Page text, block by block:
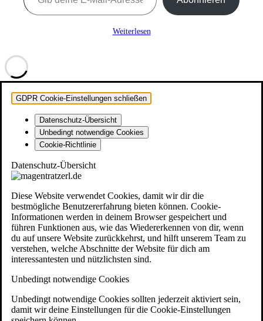
Weiterlesen
GDPR Cookie-Einstellungen schließen
Datenschutz-Übersicht
Unbedingt notwendige Cookies
Cookie-Richtlinie
Datenschutz-Übersicht
Diese Website verwendet Cookies, damit wir dir die
bestmögliche Benutzererfahrung bieten können. Cookie-
Informationen werden in deinem Browser gespeichert und
führen Funktionen aus, wie das Wiedererkennen von dir, wenn
du auf unsere Website zurückkehrst, und hilft unserem Team zu
verstehen, welche Abschnitte der Website für dich am
interessantesten und nützlichsten sind.
Unbedingt notwendige Cookies
Unbedingt notwendige Cookies sollten jederzeit aktiviert sein,
damit wir deine Einstellungen für die Cookie-Einstellungen